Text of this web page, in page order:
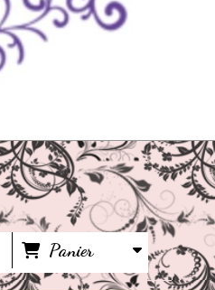
Panier